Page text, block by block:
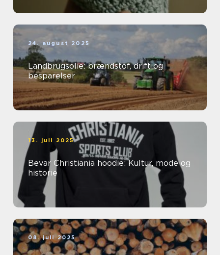
24. august 2025
Landbrugsolie: brændstof, drift og
besparelser
13. juli 2025
Bevar Christiania hoodie: Kultur, mode og
historie
08. juli 2025